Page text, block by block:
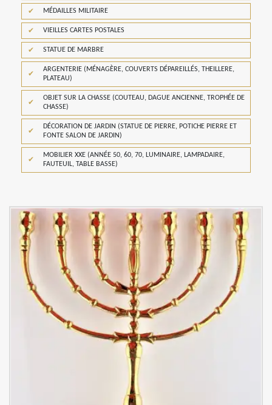
MÉDAILLES MILITAIRE
VIEILLES CARTES POSTALES
STATUE DE MARBRE
ARGENTERIE (MÉNAGÈRE, COUVERTS DÉPAREILLÉS, THEILLERE,
PLATEAU)
OBJET SUR LA CHASSE (COUTEAU, DAGUE ANCIENNE, TROPHÉE DE
CHASSE)
DÉCORATION DE JARDIN (STATUE DE PIERRE, POTICHE PIERRE ET
FONTE SALON DE JARDIN)
MOBILIER XXE (ANNÉE 50, 60, 70, LUMINAIRE, LAMPADAIRE,
FAUTEUIL, TABLE BASSE)